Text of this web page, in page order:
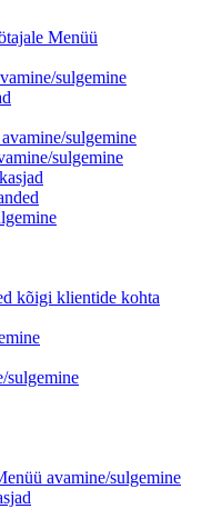
Menüü
sulgemine
sulgemine
sulgemine
kõigi klientide kohta
sulgemine
avamine/sulgemine